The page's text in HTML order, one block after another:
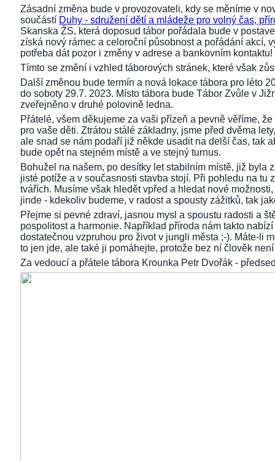
Zásadní změna bude v provozovateli, kdy se měníme v
součástí Duhy - sdružení dětí a mládeže pro volný čas,
Skanska ŽS, která doposud tábor pořádala bude v
získá nový rámec a celoroční působnost a pořádání akcí,
potřeba dát pozor i změny v adrese a bankovním kontaktu!
Tímto se změní i vzhled táborových stránek, které však
Další změnou bude termín a nová lokace tábora pro léto
do soboty 29.7. 2023. Místo tábora bude Tábor Zvůle v
zveřejněno v druhé polovině ledna.
Přátelé, všem děkujeme za vaši přízeň a pevně věříme,
pro vaše děti. Ztrátou stálé základny, jsme před dvěma
ale snad se nám podaří již někde usadit na delší čas, tak
bude opět na stejném místě a ve stejný turnus.
Bohužel na našem, po desítky let stabilním místě, již byla
jisté potíže a v současnosti stavba stojí. Při pohledu na tu
tvářích. Musíme však hledět vpřed a hledat nové
jinde - kdekoliv budeme, v radost a spousty zážitků, tak
Přejme si pevné zdraví, jasnou mysl a spoustu radosti a
pospolitost a harmonie. Například příroda nám takto
dostatečnou vzpruhou pro život v jungli města ;-). Máte-li
to jen jde, ale také ji pomáhejte, protože bez ní člověk
Za vedoucí a přátele tábora Krounka Petr Dvořák -